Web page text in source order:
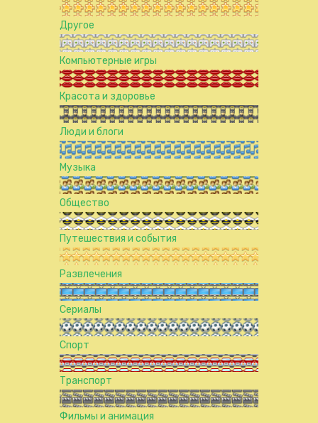
Другое
Компьютерные игры
Красота и здоровье
Люди и блоги
Музыка
Общество
Путешествия и события
Развлечения
Сериалы
Спорт
Транспорт
Фильмы и анимация